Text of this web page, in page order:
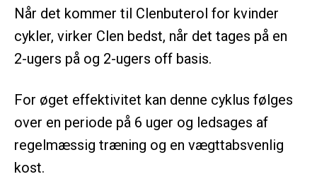
Når det kommer til Clenbuterol for kvinder
cykler, virker Clen bedst, når det tages på en
2-ugers på og 2-ugers off basis.
For øget effektivitet kan denne cyklus følges
over en periode på 6 uger og ledsages af
regelmæssig træning og en vægttabsvenlig
kost.